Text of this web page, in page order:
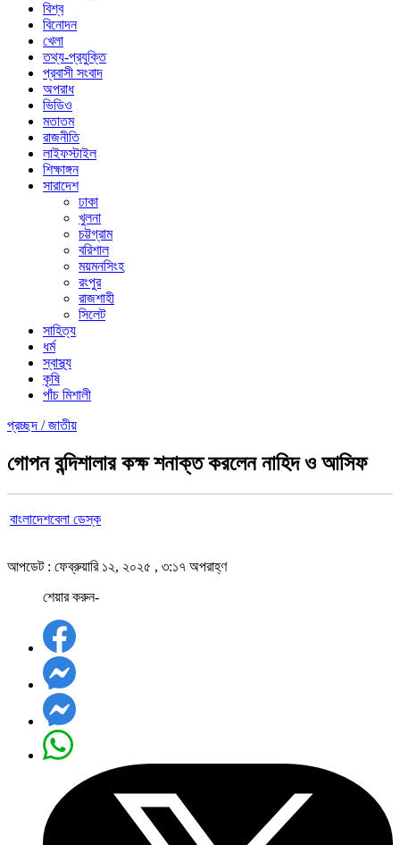
বিশ্ব
বিনোদন
খেলা
তথ্য-প্রযুক্তি
প্রবাসী সংবাদ
অপরাধ
ভিডিও
মতাতম
রাজনীতি
লাইফস্টাইল
শিক্ষাঙ্গন
সারাদেশ
ঢাকা
খুলনা
চট্টগ্রাম
বরিশাল
ময়মনসিংহ
রংপুর
রাজশাহী
সিলেট
সাহিত্য
ধর্ম
স্বাস্থ্য
কৃষি
পাঁচ মিশালী
প্রচ্ছদ /জাতীয়
গোপন বন্দিশালার কক্ষ শনাক্ত করলেন নাহিদ ও আসিফ
বাংলাদেশবেলা ডেস্ক
আপডেট : ফেব্রুয়ারি ১২, ২০২৫ , ৩:১৭ অপরাহ্ণ
শেয়ার করুন-